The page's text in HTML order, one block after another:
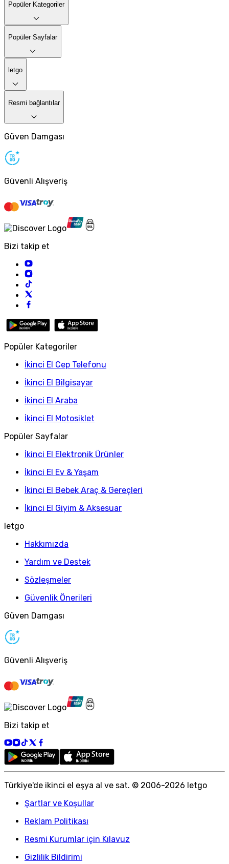
Popüler Kategoriler
Popüler Sayfalar
letgo
Resmi bağlantılar
Güven Damgası
Güvenli Alışveriş
Bizi takip et
Popüler Kategoriler
İkinci El Cep Telefonu
İkinci El Bilgisayar
İkinci El Araba
İkinci El Motosiklet
Popüler Sayfalar
İkinci El Elektronik Ürünler
İkinci El Ev & Yaşam
İkinci El Bebek Araç & Gereçleri
İkinci El Giyim & Aksesuar
letgo
Hakkımızda
Yardım ve Destek
Sözleşmeler
Güvenlik Önerileri
Güven Damgası
Güvenli Alışveriş
Bizi takip et
Türkiye'de ikinci el eşya al ve sat. © 2006-2026 letgo
Şartlar ve Koşullar
Reklam Politikası
Resmi Kurumlar için Kılavuz
Gizlilik Bildirimi